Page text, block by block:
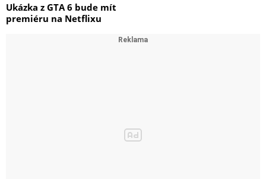
Ukázka z GTA 6 bude mít
premiéru na Netflixu